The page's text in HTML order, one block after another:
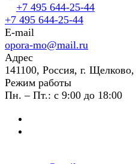
+7 495 644-25-44
+7 495 644-25-44
E-mail
opora-mo@mail.ru
Адрес
141100, Россия, г.
Режим работы
Пн. – Пт.: с 9:00 до 18:00